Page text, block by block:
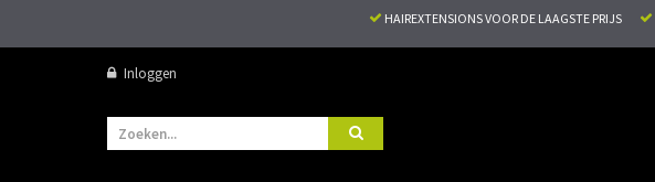
HAIREXTENSIONS VOOR DE LAAGSTE PRIJS
Inloggen